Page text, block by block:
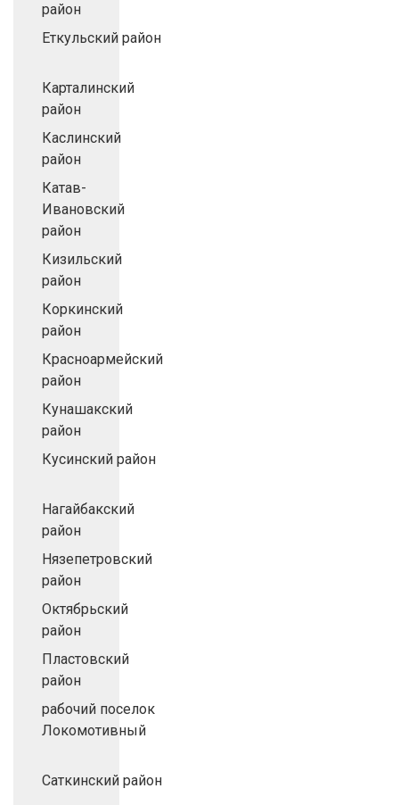
район
Еткульский район
Карталинский
район
Каслинский
район
Катав-
Ивановский
район
Кизильский
район
Коркинский
район
Красноармейский
район
Кунашакский
район
Кусинский район
Нагайбакский
район
Нязепетровский
район
Октябрьский
район
Пластовский
район
рабочий поселок
Локомотивный
Саткинский район